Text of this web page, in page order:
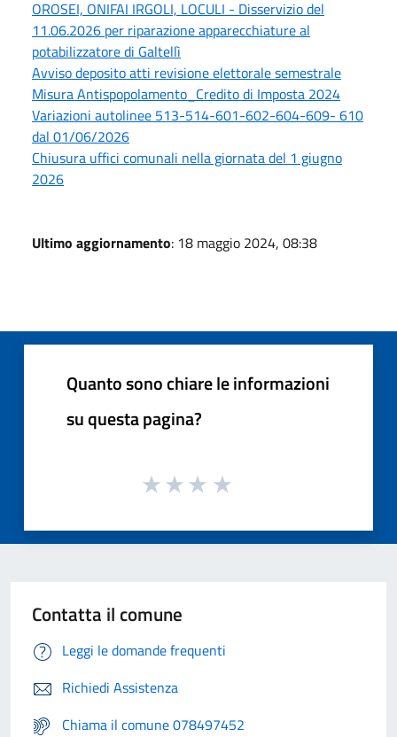
OROSEI, ONIFAI IRGOLI, LOCULI - Disservizio del
11.06.2026 per riparazione apparecchiature al
potabilizzatore di Galtellì
Avviso deposito atti revisione elettorale semestrale
Misura Antispopolamento_Credito di Imposta 2024
Variazioni autolinee 513-514-601-602-604-609- 610
dal 01/06/2026
Chiusura uffici comunali nella giornata del 1 giugno
2026
Ultimo aggiornamento: 18 maggio 2024, 08:38
Quanto sono chiare le informazioni
su questa pagina?
Contatta il comune
Leggi le domande frequenti
Richiedi Assistenza
Chiama il comune 078497452